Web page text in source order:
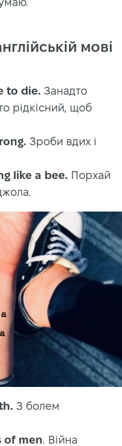
мові
to die. Занадто
рідкісний, щоб
Зроби вдих і
like a bee. Порхай
З болем
of men . Війна